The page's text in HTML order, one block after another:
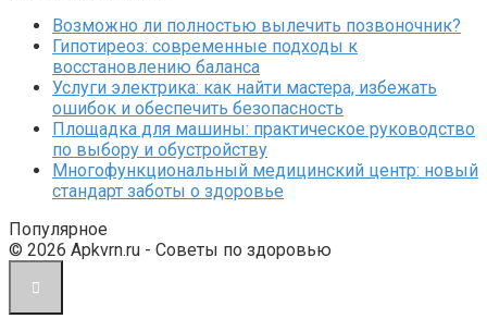
Возможно ли полностью вылечить позвоночник?
Гипотиреоз: современные подходы к
восстановлению баланса
Услуги электрика: как найти мастера, избежать
ошибок и обеспечить безопасность
Площадка для машины: практическое руководство
по выбору и обустройству
Многофункциональный медицинский центр: новый
стандарт заботы о здоровье
Популярное
© 2026 Apkvrn.ru - Советы по здоровью